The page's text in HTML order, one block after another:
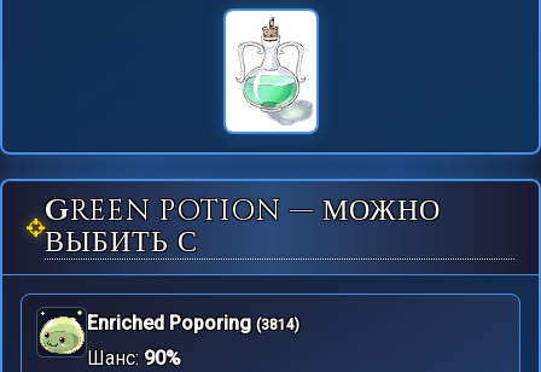
GREEN POTION — МОЖНО
ВЫБИТЬ С
Enriched Poporing (3814)
Шанс: 90%